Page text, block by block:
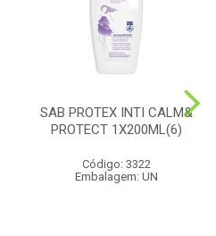
SAB PROTEX INTI CALM&
PROTECT 1X200ML(6)
Código: 3322
Embalagem: UN